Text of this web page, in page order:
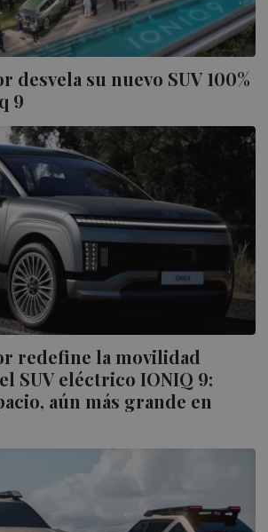
desvela su nuevo SUV 100%
9
redefine la movilidad
SUV eléctrico IONIQ 9:
aún más grande en